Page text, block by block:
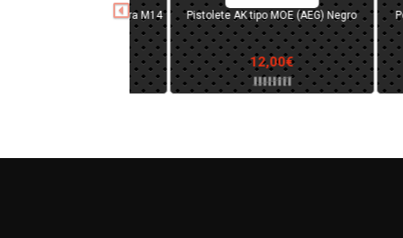
Nozzle de polímero con junta tórica
para M4/MP5
15,00€
Cañón